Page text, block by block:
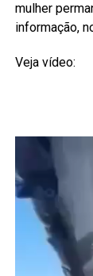
mulher
informação,
Veja vídeo: